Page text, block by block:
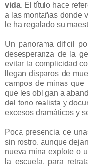
vida. El título hace
a las montañas donde
le ha regalado su
Un panorama difícil
desesperanza de la
evitar la complicidad
llegan disparos de
campos de minas
que les obligan a
del tono realista y
excesos dramáticos y
Poca presencia de
sin rostro, aunque
nueva mina explote o
la escuela, para